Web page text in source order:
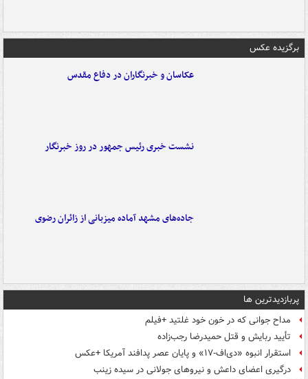
برگزیده عکس
عکاسان و خبرنگاران در دفاع مقدس
نشست خبری رئیس جمهور در روز خبرنگار
جاده‌های مشهد آماده میزبانی از زائران رضوی
پربازدیدترین ها
مداح جوانی که در خون خود غلتید +فیلم
تأیید ربایش و قتل حمیدرضا رجب‌زاده
استقرار انبوه «دی‌اف‑۱۷» و پایان عصر پدافند آمریکا +عکس
درگیری اعضای داعش و نیروهای جولانی در سیده زینب